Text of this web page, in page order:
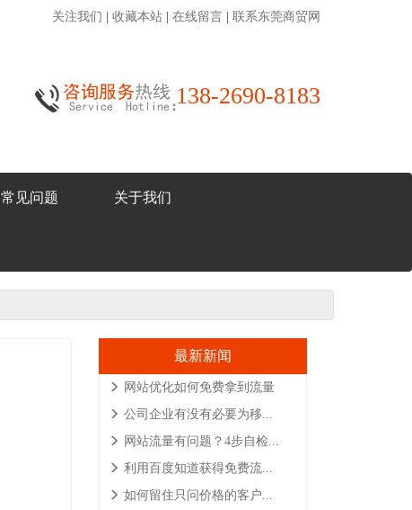
关注我们 收藏本站 在线留言 联系东莞商贸网
138-2690-8183
常见问题 关于我们
最新新闻
网站优化如何免费拿到流量
公司企业有没有必要为移...
网站流量有问题？4步自检...
利用百度知道获得免费流...
如何留住只问价格的客户...